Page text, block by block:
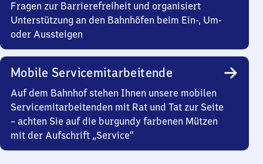
Fragen zur Barrierefreiheit und organisiert
Unterstützung an den Bahnhöfen beim Ein-, Um-
oder Aussteigen
Mobile Servicemitarbeitende
Auf dem Bahnhof stehen Ihnen unsere mobilen
Servicemitarbeitenden mit Rat und Tat zur Seite
– achten Sie auf die burgundy farbenen Mützen
mit der Aufschrift „Service“